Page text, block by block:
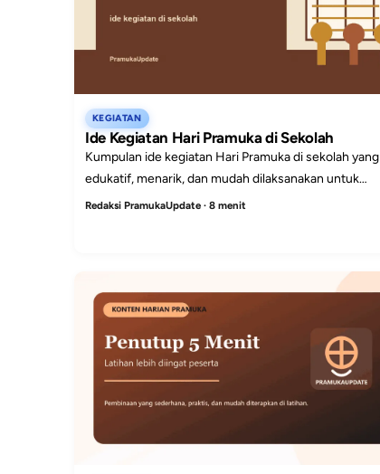
KEGIATAN
Ide Kegiatan Hari Pramuka di Sekolah
Kumpulan ide kegiatan Hari Pramuka di sekolah yang
edukatif, menarik, dan mudah dilaksanakan untuk
upacara, lomba, bakti sosial, dan proyek kreatif.
Redaksi PramukaUpdate · 8 menit